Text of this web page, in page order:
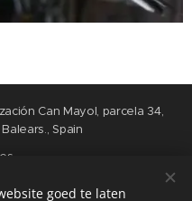
Can Mayol, parcela 34,
Spain
goed te laten